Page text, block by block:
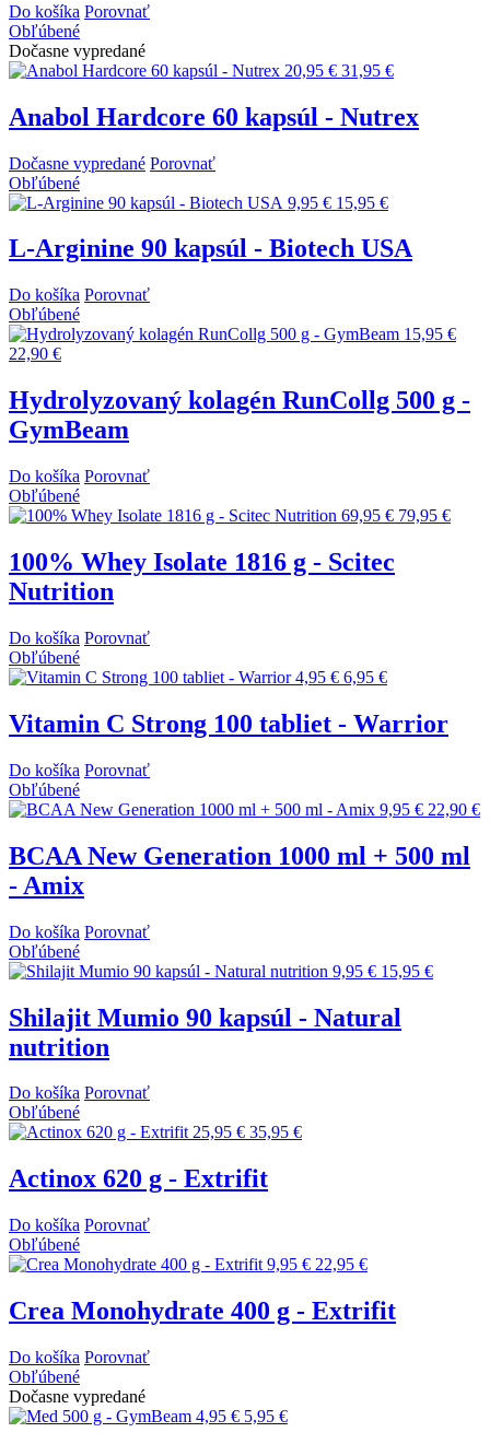
Do košíka Porovnať
Obľúbené
Dočasne vypredané
20,95 € 31,95 €
Anabol Hardcore 60 kapsúl - Nutrex
Dočasne vypredané Porovnať
Obľúbené
9,95 € 15,95 €
L-Arginine 90 kapsúl - Biotech USA
Do košíka Porovnať
Obľúbené
15,95 €
22,90 €
Hydrolyzovaný kolagén RunCollg 500 g -
GymBeam
Do košíka Porovnať
Obľúbené
69,95 € 79,95 €
100% Whey Isolate 1816 g - Scitec
Nutrition
Do košíka Porovnať
Obľúbené
4,95 € 6,95 €
Vitamin C Strong 100 tabliet - Warrior
Do košíka Porovnať
Obľúbené
9,95 € 22,90 €
BCAA New Generation 1000 ml + 500 ml
- Amix
Do košíka Porovnať
Obľúbené
9,95 € 15,95 €
Shilajit Mumio 90 kapsúl - Natural
nutrition
Do košíka Porovnať
Obľúbené
25,95 € 35,95 €
Actinox 620 g - Extrifit
Do košíka Porovnať
Obľúbené
9,95 € 22,95 €
Crea Monohydrate 400 g - Extrifit
Do košíka Porovnať
Obľúbené
Dočasne vypredané
4,95 € 5,95 €